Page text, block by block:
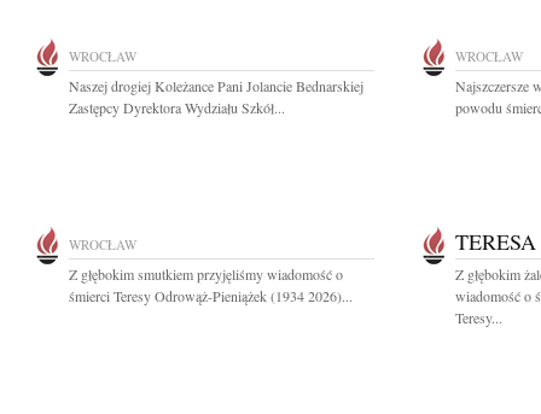
WROCŁAW
Naszej drogiej Koleżance Pani Jolancie Bednarskiej
Zastępcy Dyrektora Wydziału Szkół...
WROCŁAW
Najszczersze
powodu
WROCŁAW
Z głębokim smutkiem przyjęliśmy wiadomość o
śmierci Teresy Odrowąż-Pieniążek (1934 2026)...
Z głębokim
wiadomość o
Teresy...